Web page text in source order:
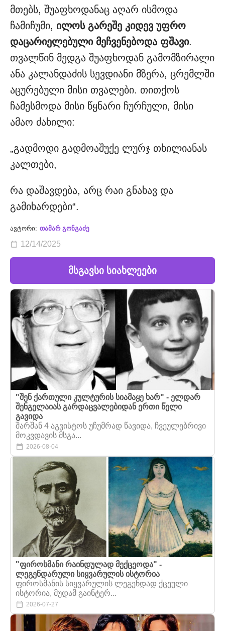
მთებს, შუაფხოდანაც აღარ ისმოდა
ჩამიჩუმი, ილოს გარეშე კიდევ უფრო
დაცარიელებული მეჩვენებოდა ფშავი.
თვალწინ მედგა შუაფხოდან გამომზირალი
ანა კალანდაძის სევდიანი მზერა, ცრემლში
აცურებული მისი თვალები. თითქოს
ჩამესმოდა მისი წყნარი ჩურჩული, მისი
ამაო ძახილი:
„გადმოდი გადმოაშუქე ლურჯ თხილიანას
კალთები,
რა დაშავდება, არც რაი გნახავ და
გამიხარდები“.
ავტორი: თამარ გონგაძე
12/14/2025
მსგავსი სიახლეები
"შენ ქართული კულტურის სიამაყე ხარ" - ელდარ
შენგელაიას გარდაცვალებიდან ერთი წელი
გავიდა
შარშან 4 აგვისტოს უჩუმრად წავიდა, ჩვეულებრივი
მოკვდავის მსგა...
2026-08-04
"ფიროსმანი რაინდულად მექცეოდა" -
ლეგენდარული სიყვარულის ისტორია
ფიროსმანის სიყვარულის ლეგენდად ქცეული
ისტორია, მუდამ გაინტერ...
2026-07-27